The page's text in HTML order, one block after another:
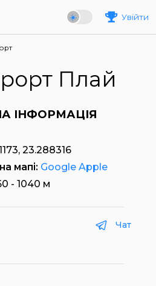
Увійти
Плай
ІНФОРМАЦІЯ
23.288316
мапі: Google Apple
- 1040 м
Чат